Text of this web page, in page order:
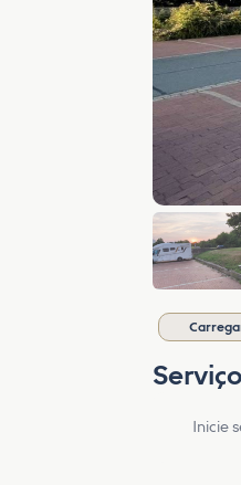
Inicie